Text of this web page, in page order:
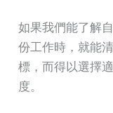
如果我們能了解
份工作時，就能
標，而得以選擇
度。